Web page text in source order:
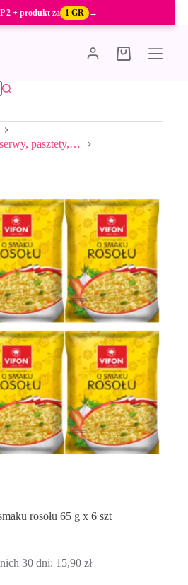
2 + produkt za 1 GR →
Koszyk
pasztety,…
rosołu 65 g x 6 szt
30 dni: 15,90 zł